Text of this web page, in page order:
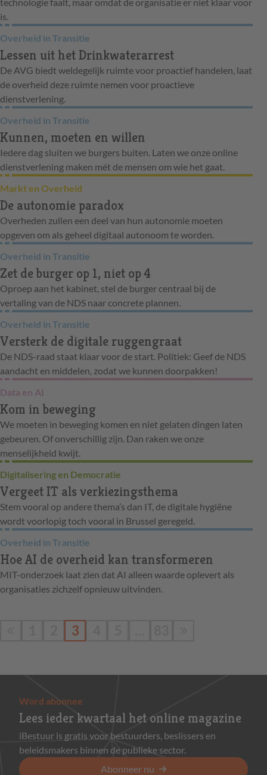
is.
Overheid in Transitie
Lessen uit het Drinkwaterarrest
De AVG biedt weldegelijk ruimte voor proactief handelen, laat
de overheid deze ruimte nemen voor proactieve
dienstverlening.
Overheid in Transitie
Kunnen, moeten en willen
Iedere dag sluiten we burgers buiten. Laten we onze online
dienstverlening maken mét de mensen om wie het gaat.
Markt en Overheid
De autonomie paradox
Overheden zullen een deel van hun autonomie moeten
opgeven om als geheel digitaal autonoom te worden.
Overheid in Transitie
Zet de burger op 1, niet op 4
Oproep aan het kabinet, stel de burger centraal bij de
vertaling van de NDS naar concrete plannen.
Overheid in Transitie
Versterk de digitale ruggengraat
De NDS-raad staat klaar voor de start. Politiek: Geef de NDS
aandacht en middelen, zodat we kunnen doorpakken!
Data en AI
Kom in beweging
We moeten in beweging komen en niet gelaten dingen laten
gebeuren. Of onverschillig zijn. Dan raken we onze
menselijkheid kwijt.
Digitalisering en Democratie
Vergeet IT als verkiezingsthema
Stem vooral op andere thema’s dan IT, de digitale hygiëne
wordt voorlopig toch vooral in Brussel geregeld.
Overheid in Transitie
Hoe AI de overheid kan transformeren
MIT-onderzoek laat zien dat AI alleen waarde oplevert als
organisaties zichzelf opnieuw uitvinden.
3
Word abonnee
Lees ieder kwartaal het online magazine
iBestuur is gratis voor bestuurders, beslissers en
beleidsmakers binnen de publieke sector.
Abonneer nu